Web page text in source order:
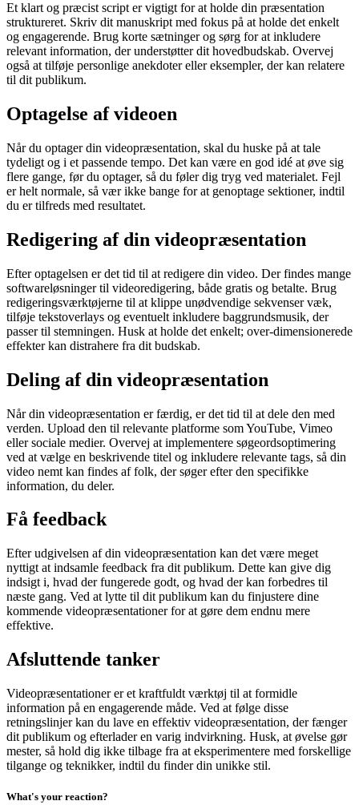
Et klart og præcist script er vigtigt for at holde din præsentation
struktureret. Skriv dit manuskript med fokus på at holde det enkelt
og engagerende. Brug korte sætninger og sørg for at inkludere
relevant information, der understøtter dit hovedbudskab. Overvej
også at tilføje personlige anekdoter eller eksempler, der kan relatere
til dit publikum.
Optagelse af videoen
Når du optager din videopræsentation, skal du huske på at tale
tydeligt og i et passende tempo. Det kan være en god idé at øve sig
flere gange, før du optager, så du føler dig tryg ved materialet. Fejl
er helt normale, så vær ikke bange for at genoptage sektioner, indtil
du er tilfreds med resultatet.
Redigering af din videopræsentation
Efter optagelsen er det tid til at redigere din video. Der findes mange
softwareløsninger til videoredigering, både gratis og betalte. Brug
redigeringsværktøjerne til at klippe unødvendige sekvenser væk,
tilføje tekstoverlays og eventuelt inkludere baggrundsmusik, der
passer til stemningen. Husk at holde det enkelt; over-dimensionerede
effekter kan distrahere fra dit budskab.
Deling af din videopræsentation
Når din videopræsentation er færdig, er det tid til at dele den med
verden. Upload den til relevante platforme som YouTube, Vimeo
eller sociale medier. Overvej at implementere søgeordsoptimering
ved at vælge en beskrivende titel og inkludere relevante tags, så din
video nemt kan findes af folk, der søger efter den specifikke
information, du deler.
Få feedback
Efter udgivelsen af din videopræsentation kan det være meget
nyttigt at indsamle feedback fra dit publikum. Dette kan give dig
indsigt i, hvad der fungerede godt, og hvad der kan forbedres til
næste gang. Ved at lytte til dit publikum kan du finjustere dine
kommende videopræsentationer for at gøre dem endnu mere
effektive.
Afsluttende tanker
Videopræsentationer er et kraftfuldt værktøj til at formidle
information på en engagerende måde. Ved at følge disse
retningslinjer kan du lave en effektiv videopræsentation, der fænger
dit publikum og efterlader en varig indvirkning. Husk, at øvelse gør
mester, så hold dig ikke tilbage fra at eksperimentere med forskellige
tilgange og teknikker, indtil du finder din unikke stil.
What's your reaction?